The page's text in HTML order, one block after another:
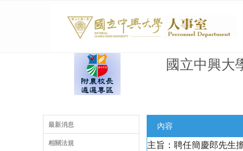
國立中興大
最新消息
相關法規
內容
主旨：聘任簡慶郎先生